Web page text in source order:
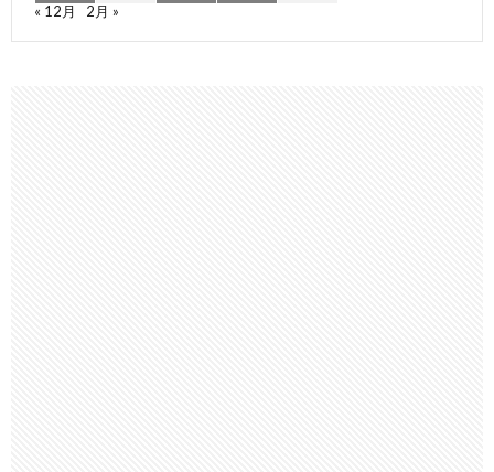
« 12月
2月 »